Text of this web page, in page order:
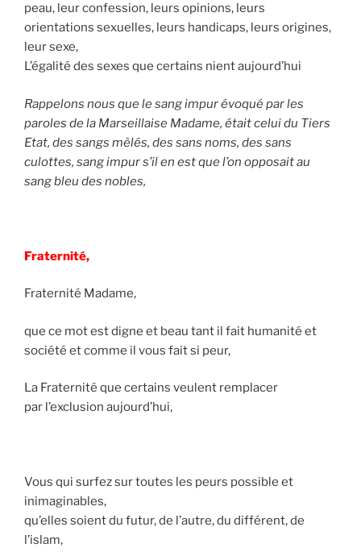
peau, leur confession, leurs opinions, leurs
orientations sexuelles, leurs handicaps, leurs origines,
leur sexe,
L’égalité des sexes que certains nient aujourd’hui
Rappelons nous que le sang impur évoqué par les
paroles de la Marseillaise Madame, était celui du Tiers
Etat, des sangs mêlés, des sans noms, des sans
culottes, sang impur s’il en est que l’on opposait au
sang bleu des nobles,
Fraternité,
Fraternité Madame,
que ce mot est digne et beau tant il fait humanité et
société et comme il vous fait si peur,
La Fraternité que certains veulent remplacer
par l’exclusion aujourd’hui,
Vous qui surfez sur toutes les peurs possible et
inimaginables,
qu’elles soient du futur, de l’autre, du différent, de
l’islam,